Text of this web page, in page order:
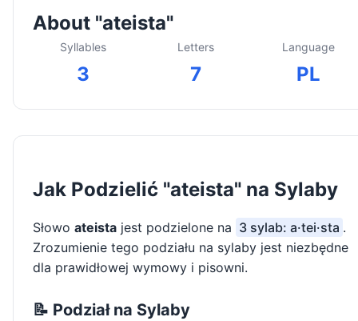
About "ateista"
Syllables
3
Letters
7
Language
PL
Jak Podzielić "ateista" na Sylaby
Słowo ateista jest podzielone na 3 sylab: a·tei·sta .
Zrozumienie tego podziału na sylaby jest niezbędne
dla prawidłowej wymowy i pisowni.
📝 Podział na Sylaby